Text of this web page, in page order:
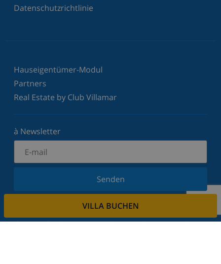
VILLA BUCHEN
Datenschutzrichtlinie
Hauseigentümer-Modul
Partners
Real Estate by Club Villamar
à Newsletter
Senden
Melden Sie sich für unseren Newsletter an und
dem Laufenden. Wir respektieren Ihre Privatsphäre.